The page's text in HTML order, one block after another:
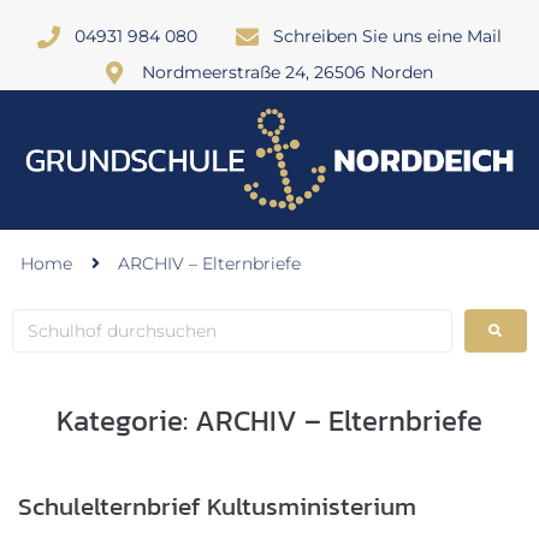
04931 984 080
Schreiben Sie uns eine Mail
Nordmeerstraße 24, 26506 Norden
Home ARCHIV – Elternbriefe
Kategorie: ARCHIV – Elternbriefe
Schulelternbrief Kultusministerium